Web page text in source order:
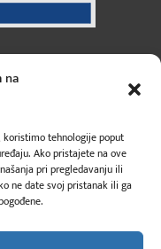
na
tehnologije poput
Ako pristajete na ove
pri pregledavanju ili
ne date svoj pristanak ili ga